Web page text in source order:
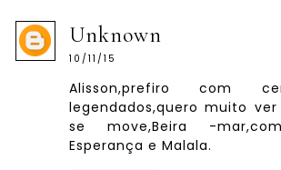
Unknown
10/11/15
Alisson,prefiro com
legendados,quero muito
se move,Beira -
Esperança e Malala.